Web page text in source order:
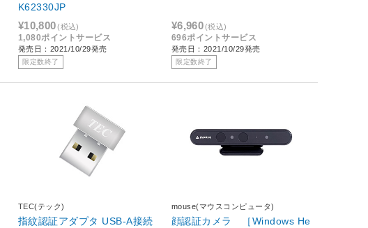
K62330JP
¥10,800(税込)
1,080ポイントサービス
発売日：2021/10/29発売
限定数終了
¥6,960(税込)
696ポイントサービス
発売日：2021/10/29発売
限定数終了
TEC(テック)
指紋認証アダプタ USB-A接続
mouse(マウスコンピュータ)
顔認証カメラ ［Windows He